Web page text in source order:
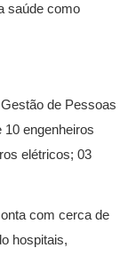
saúde como
de Pessoas
engenheiros
elétricos; 03
com cerca de
hospitais,